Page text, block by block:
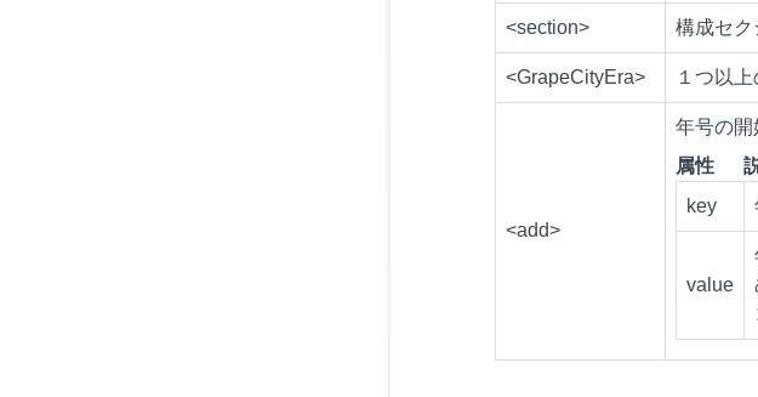
<section> 構成セク
<GrapeCityEra> １つ以
<add>
年号の開
属性
key
value